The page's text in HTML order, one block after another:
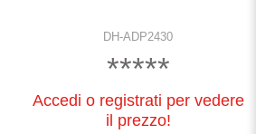
DH-ADP2430
*****
Accedi o registrati per vedere
il prezzo!